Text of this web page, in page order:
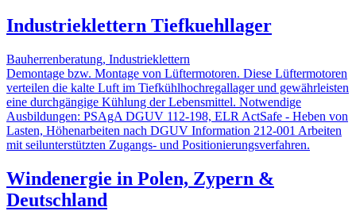
Industrieklettern Tiefkuehllager
Bauherrenberatung, Industrieklettern
Demontage bzw. Montage von Lüftermotoren. Diese Lüftermotoren
verteilen die kalte Luft im Tiefkühlhochregallager und gewährleisten
eine durchgängige Kühlung der Lebensmittel. Notwendige
Ausbildungen: PSAgA DGUV 112-198, ELR ActSafe - Heben von
Lasten, Höhenarbeiten nach DGUV Information 212-001 Arbeiten
mit seilunterstützten Zugangs- und Positionierungsverfahren.
Windenergie in Polen, Zypern &
Deutschland